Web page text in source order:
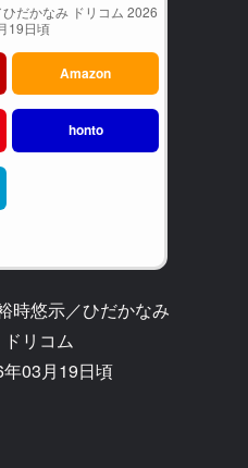
だかなみ ドリコム 2026
19日頃
Amazon
honto
時悠示／ひだかなみ
リコム
03月19日頃